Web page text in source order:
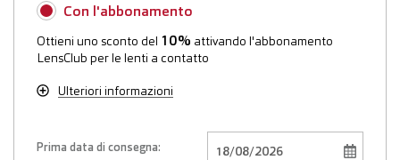
Con l'abbonamento
Ottieni uno sconto del 10% attivando l'abbonamento
LensClub per le lenti a contatto
Ulteriori informazioni
Prima data di consegna: